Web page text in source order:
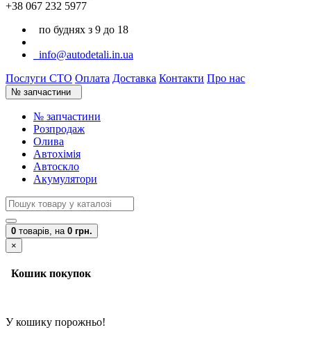
+38 067 232 5977
по буднях з 9 до 18
info@autodetali.in.ua
Послуги СТО Оплата Доставка Контакти Про нас
№ запчастини
№ запчастини
Розпродаж
Олива
Автохімія
Автоскло
Акумулятори
0 товарів, на 0 грн.
×
Кошик покупок
У кошику порожньо!